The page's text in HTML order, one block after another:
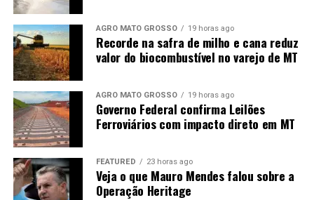
AGRO MATO GROSSO 19 horas ago
Recorde na safra de milho e cana reduz
valor do biocombustível no varejo de MT
AGRO MATO GROSSO 19 horas ago
Governo Federal confirma Leilões
Ferroviários com impacto direto em MT
FEATURED 23 horas ago
Veja o que Mauro Mendes falou sobre a
Operação Heritage